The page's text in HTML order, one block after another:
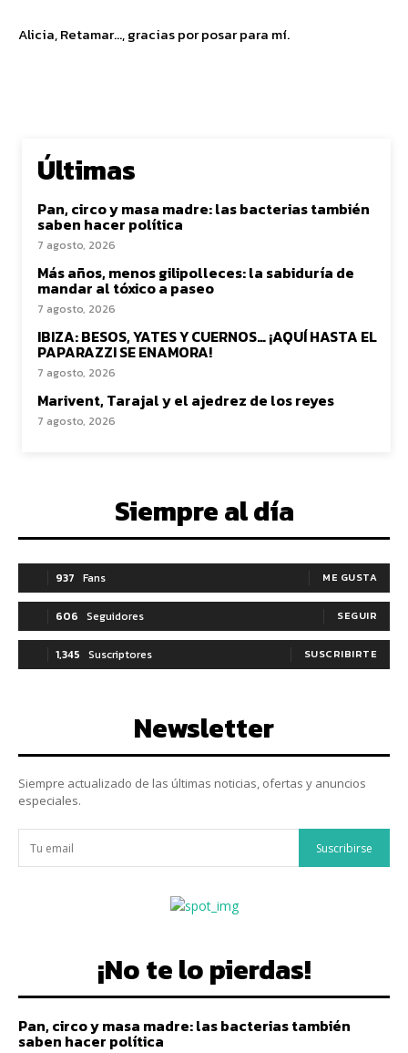
Alicia, Retamar…, gracias por posar para mí.
Últimas
Pan, circo y masa madre: las bacterias también
saben hacer política
7 agosto, 2026
Más años, menos gilipolleces: la sabiduría de
mandar al tóxico a paseo
7 agosto, 2026
IBIZA: BESOS, YATES Y CUERNOS… ¡AQUÍ HASTA EL
PAPARAZZI SE ENAMORA!
7 agosto, 2026
Marivent, Tarajal y el ajedrez de los reyes
7 agosto, 2026
Siempre al día
937 Fans ME GUSTA
606 Seguidores SEGUIR
1,345 Suscriptores SUSCRIBIRTE
Newsletter
Siempre actualizado de las últimas noticias, ofertas y anuncios
especiales.
Suscribirse
¡No te lo pierdas!
Pan, circo y masa madre: las bacterias también
saben hacer política